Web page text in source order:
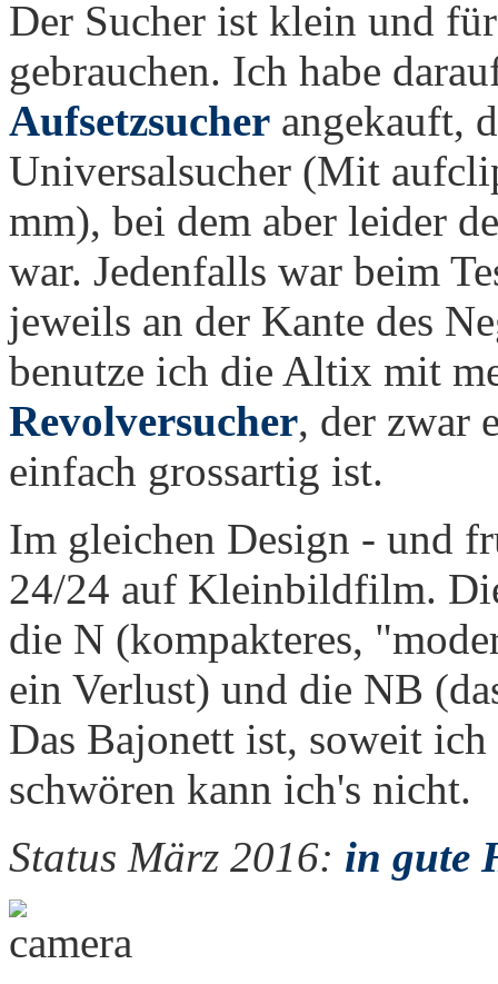
Der Sucher ist klein und
gebrauchen. Ich habe
Aufsetzsucher angekauft,
Universalsucher (Mit
mm), bei dem aber leider
war. Jedenfalls war beim
jeweils an der Kante des
benutze ich die Altix mit
Revolversucher, der zwar
einfach grossartig ist.
Im gleichen Design - und
24/24 auf Kleinbildfilm.
die N (kompakteres,
ein Verlust) und die NB
Das Bajonett ist, soweit
schwören kann ich's nicht.
Status März 2016: in gute